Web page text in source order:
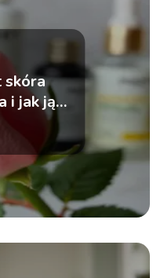
skóra
i jak ją